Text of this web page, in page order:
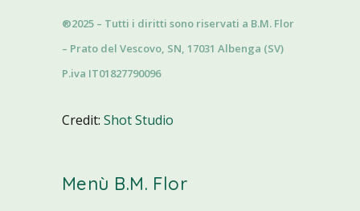
®2025 – Tutti i diritti sono riservati a B.M. Flor
– Prato del Vescovo, SN, 17031 Albenga (SV)
P.iva IT01827790096
Credit:Shot Studio
Menù B.M. Flor